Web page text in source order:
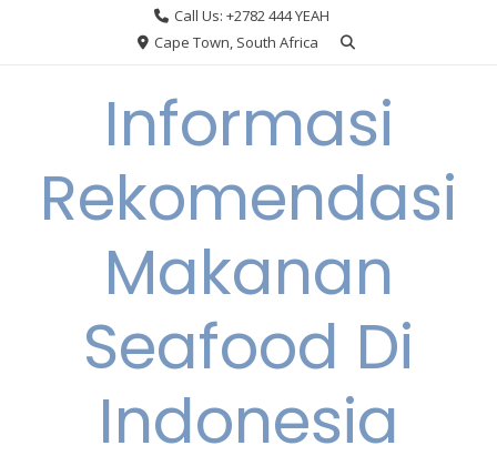
Call Us: +2782 444 YEAH
Cape Town, South Africa
Informasi
Rekomendasi
Makanan
Seafood Di
Indonesia